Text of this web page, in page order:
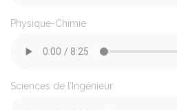
Physique-Chimie
Sciences de l’Ingénieur